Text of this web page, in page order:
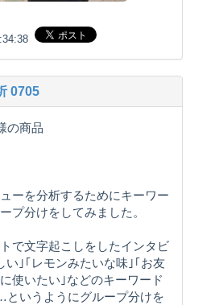
0705
の商品
ーを分析するためにキーワー
プ分けをしてみました。
で文字起こしをしたインタビ
い｣｢レモンみたいな味｣｢お友
使いたい｣などのキーワード
というようにグループ分けを